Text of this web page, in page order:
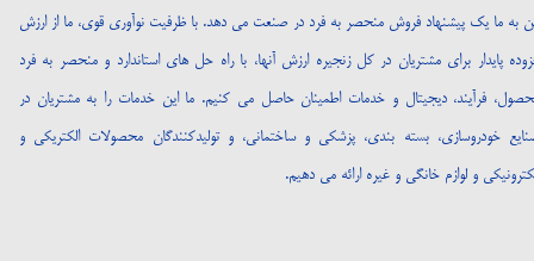
به ما یک پیشنهاد فروش منحصر به فرد در صنعت می دهد. با ظرفیت نوآوری قوی، ما از ارزش
پایدار برای مشتریان در کل زنجیره ارزش آنها، با راه حل های استاندارد و منحصر به فرد
فرآیند، دیجیتال و خدمات اطمینان حاصل می کنیم. ما این خدمات را به مشتریان در
خودروسازی، بسته بندی، پزشکی و ساختمانی، و تولیدکنندگان محصولات الکتریکی و
و لوازم خانگی و غیره ارائه می دهیم.